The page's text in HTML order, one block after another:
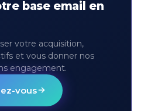
base email en
votre acquisition,
et vous donner nos
engagement.
vous